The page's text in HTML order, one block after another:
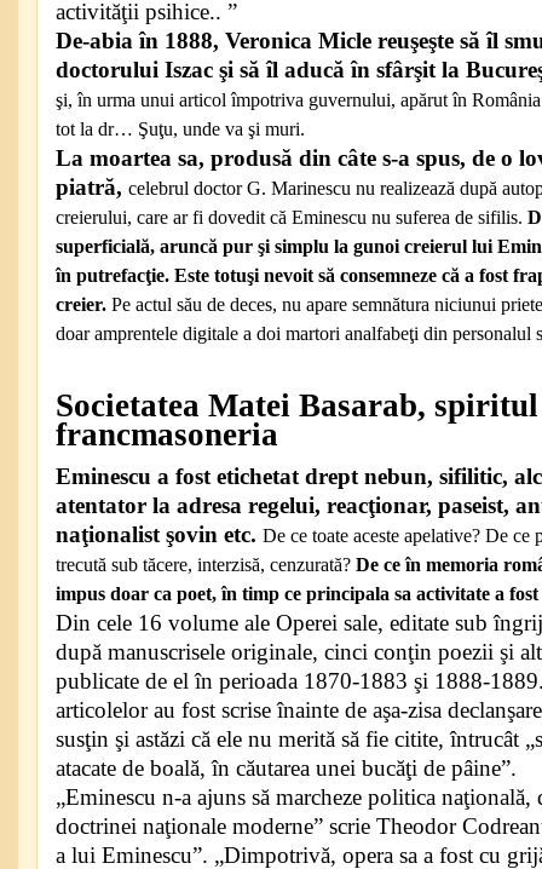
activităţii psihice.. ”
De-abia în 1888, Veronica Micle reuşeşte să îl
doctorului Iszac şi să îl aducă în sfârşit la
şi, în urma unui articol împotriva guvernului, apărut în
tot la dr… Şuţu, unde va şi muri.
La moartea sa, produsă din câte s-a spus, de o
piatră, celebrul doctor G. Marinescu nu realizează după
creierului, care ar fi dovedit că Eminescu nu suferea de sifilis.
superficială, aruncă pur şi simplu la gunoi creierul lui
în putrefacţie. Este totuşi nevoit să consemneze că a fost
creier. Pe actul său de deces, nu apare semnătura niciunui
doar amprentele digitale a doi martori analfabeţi din personalul
Societatea Matei Basarab,
francmasoneria
Eminescu a fost etichetat drept nebun, sifilitic,
atentator la adresa regelui, reacţionar, paseist,
naţionalist şovin etc. De ce toate aceste apelative? De
trecută sub tăcere, interzisă, cenzurată? De ce în memoria
impus doar ca poet, în timp ce principala sa activitate a fost
Din cele 16 volume ale Operei sale, editate sub
după manuscrisele originale, cinci conţin poezii şi
publicate de el în perioada 1870-1883 şi 1888-
articolelor au fost scrise înainte de aşa-zisa
susţin şi astăzi că ele nu merită să fie citite, întrucât
atacate de boală, în căutarea unei bucăţi de pâine”.
„Eminescu n-a ajuns să marcheze politica naţională,
doctrinei naţionale moderne” scrie Theodor
a lui Eminescu”. „Dimpotrivă, opera sa a fost cu